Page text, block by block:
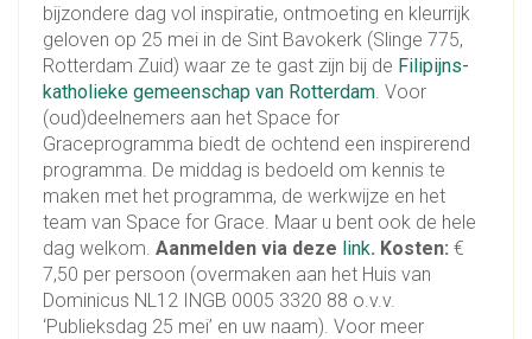
bijzondere dag vol inspiratie, ontmoeting en kleurrijk
geloven op 25 mei in de Sint Bavokerk (Slinge 775,
Rotterdam Zuid) waar ze te gast zijn bij de Filipijns-
katholieke gemeenschap van Rotterdam. Voor
(oud)deelnemers aan het Space for
Graceprogramma biedt de ochtend een inspirerend
programma. De middag is bedoeld om kennis te
maken met het programma, de werkwijze en het
team van Space for Grace. Maar u bent ook de hele
dag welkom. Aanmelden via deze link. Kosten: €
7,50 per persoon (overmaken aan het Huis van
Dominicus NL12 INGB 0005 3320 88 o.v.v.
‘Publieksdag 25 mei’ en uw naam). Voor meer